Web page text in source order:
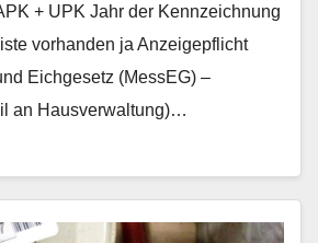
+ UPK Jahr der Kennzeichnung
vorhanden ja Anzeigepflicht
Eichgesetz (MessEG) –
an Hausverwaltung)…